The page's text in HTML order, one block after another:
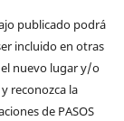
publicado podrá
incluido en otras
nuevo lugar y/o
reconozca la
de PASOS